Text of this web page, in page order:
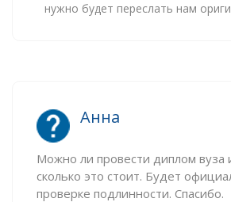
нужно будет переслать нам
Анна
Можно ли провести диплом вуза
сколько это стоит. Будет
проверке подлинности. Спасибо.